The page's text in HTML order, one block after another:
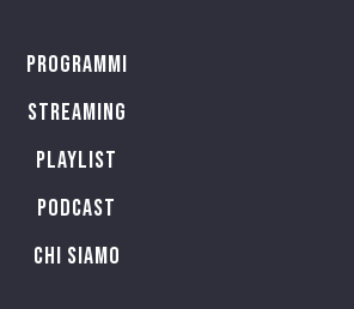
Programmi
Streaming
Playlist
PODCAST
Chi siamo